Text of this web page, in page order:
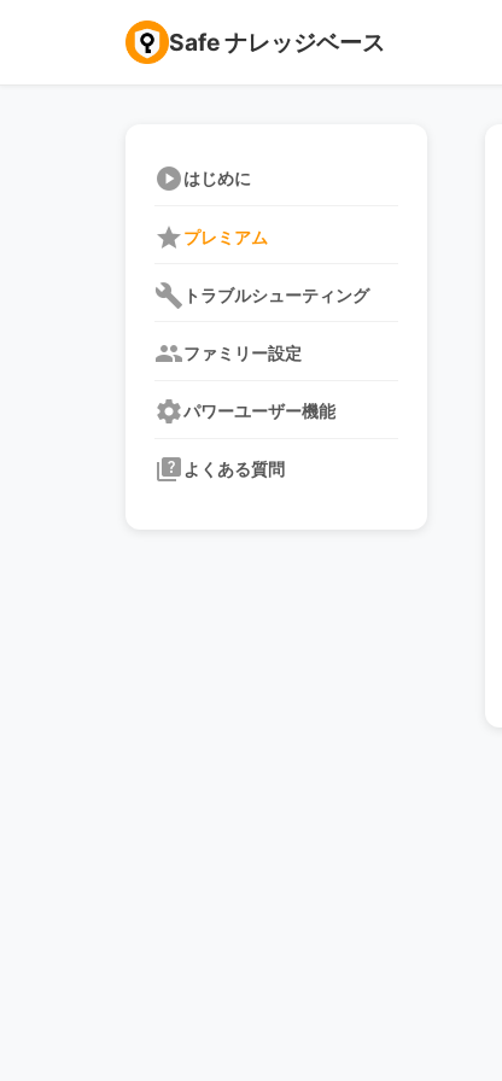
Safe ナレッジベース
play_circleはじめに
starプレミアム
build トラブルシューティング
groupファミリー設定
settingsパワーユーザー機能
quiz よくある質問